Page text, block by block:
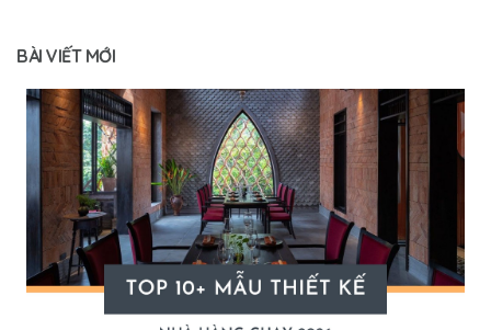
BÀI VIẾT MỚI